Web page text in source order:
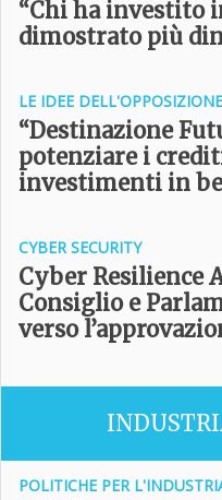
“Chi ha investito
dimostrato più
LE IDEE DELL'OPPOSIZIONE
“Destinazione
potenziare i
investimenti in
CYBER SECURITY
Cyber Resilience
Consiglio e
verso
POLITICHE PER